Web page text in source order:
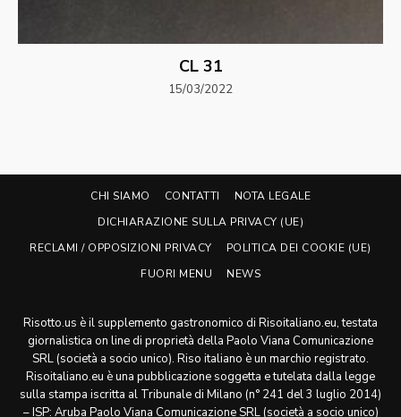
CL 31
15/03/2022
CHI SIAMO CONTATTI
NOTA LEGALE
DICHIARAZIONE SULLA PRIVACY (UE)
RECLAMI / OPPOSIZIONI PRIVACY
POLITICA DEI COOKIE (UE)
FUORI MENU
NEWS
Risotto.us è il supplemento gastronomico di Risoitaliano.eu, testata
giornalistica on line di proprietà della Paolo Viana Comunicazione
SRL (società a socio unico). Riso italiano è un marchio registrato.
Risoitaliano.eu è una pubblicazione soggetta e tutelata dalla legge
sulla stampa iscritta al Tribunale di Milano (n° 241 del 3 luglio 2014)
– ISP: Aruba Paolo Viana Comunicazione SRL (società a socio unico)